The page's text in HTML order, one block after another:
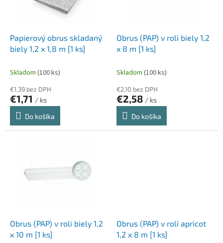
Papierový obrus skladaný
biely 1,2 x 1,8 m [1 ks]
Skladom (100 ks)
€1,39 bez DPH
€1,71 / ks
Do košíka
Obrus (PAP) v roli biely 1,2
x 8 m [1 ks]
Skladom (100 ks)
€2,10 bez DPH
€2,58 / ks
Do košíka
Obrus (PAP) v roli biely 1,2
x 10 m [1 ks]
Obrus (PAP) v roli apricot
1,2 x 8 m [1 ks]